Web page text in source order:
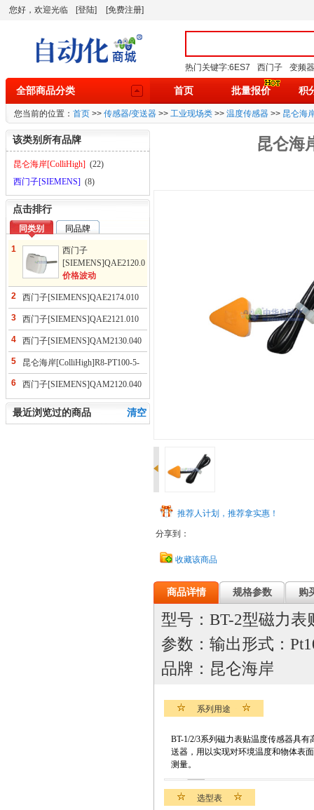
您好，欢迎光临 [登陆] [免费注册]
热门关键字:6ES7 西门子 变频器
全部商品分类 首页 批量报价 积
您当前的位置： 首页 >> 传感器/变送器 >> 工业现场类 >> 温度传感器 >> 昆仑海
昆仑海
推荐人计划，推荐拿实惠！
分享到：
收藏该商品
商品详情 规格参数 购
型号：BT-2型磁力表
参数：输出形式：
品牌：昆仑海岸
系列用途
BT-1/2/3系列磁力表贴温度传感器具
送器，用以实现对环境温度和物体表
测量。
选型表
该类别所有品牌
昆仑海岸[ColliHigh] (22)
西门子[SIEMENS] (8)
点击排行
同类别 同品牌
1
西门子
[SIEMENS]QAE2120.010
型温度传感器
价格波动
2
西门子[SIEMENS]QAE2174.010
型温度传感器
3
西门子[SIEMENS]QAE2121.010
型温度传感器
4
西门子[SIEMENS]QAM2130.040
型风道温度传感器
5
昆仑海岸[ColliHigh]R8-PT100-5-
100-304-TFlM-连接管
6
西门子[SIEMENS]QAM2120.040
型风道温度传感器
清空
最近浏览过的商品